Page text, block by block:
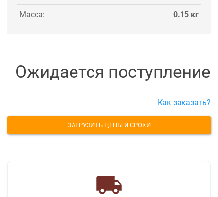
Масса: 0.15 кг
Ожидается поступление
Как заказать?
ЗАГРУЗИТЬ ЦЕНЫ И СРОКИ